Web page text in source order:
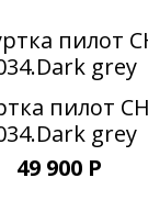
пилот CH
grey
49 900 Р